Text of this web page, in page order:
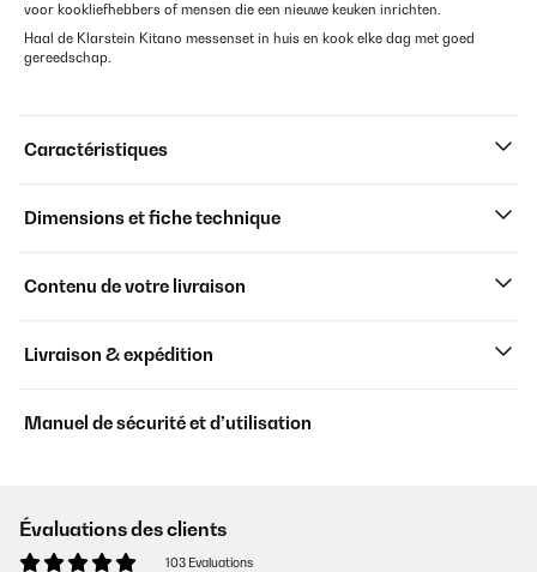
voor kookliefhebbers of mensen die een nieuwe keuken inrichten.
Haal de Klarstein Kitano messenset in huis en kook elke dag met goed
gereedschap.
Caractéristiques
Dimensions et fiche technique
Contenu de votre livraison
Livraison & expédition
Manuel de sécurité et d’utilisation
Évaluations des clients
103 Evaluations